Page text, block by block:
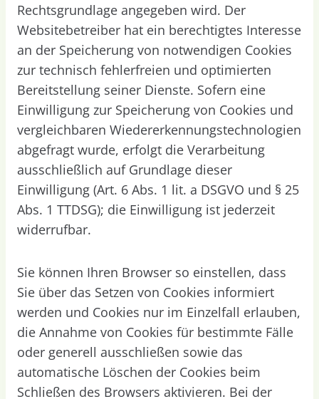
Rechtsgrundlage angegeben wird. Der
Websitebetreiber hat ein berechtigtes Interesse
an der Speicherung von notwendigen Cookies
zur technisch fehlerfreien und optimierten
Bereitstellung seiner Dienste. Sofern eine
Einwilligung zur Speicherung von Cookies und
vergleichbaren Wiedererkennungstechnologien
abgefragt wurde, erfolgt die Verarbeitung
ausschließlich auf Grundlage dieser
Einwilligung (Art. 6 Abs. 1 lit. a DSGVO und § 25
Abs. 1 TTDSG); die Einwilligung ist jederzeit
widerrufbar.
Sie können Ihren Browser so einstellen, dass
Sie über das Setzen von Cookies informiert
werden und Cookies nur im Einzelfall erlauben,
die Annahme von Cookies für bestimmte Fälle
oder generell ausschließen sowie das
automatische Löschen der Cookies beim
Schließen des Browsers aktivieren. Bei der